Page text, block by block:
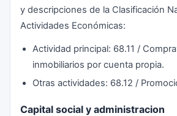
y descripciones de la Clasificación
Actividades Económicas:
Actividad principal: 68.11 /
inmobiliarios por cuenta propia.
Otras actividades: 68.12 /
Capital social y administracion